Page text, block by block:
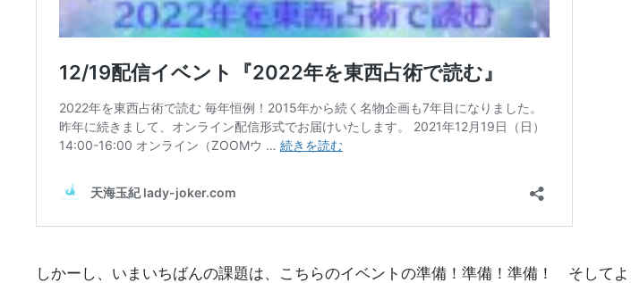
しかーし、いまいちばんの課題は、こちらのイベントの準備！準備！準備！ そして